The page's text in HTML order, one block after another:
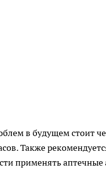
в будущем стоит
Также
применять